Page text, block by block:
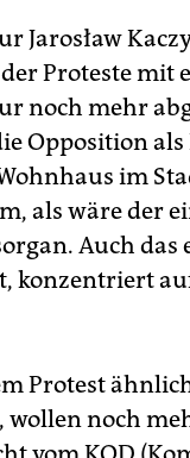
Jarosław
Proteste mit
noch mehr
Opposition
im
als wäre der
Auch
konzentriert
Protest
wollen noch